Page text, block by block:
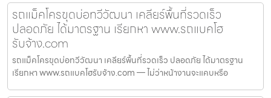
รถแม็คโครขุดบ่อทวีวัฒนา เคลียร์พื้นที่รวดเร็ว
ปลอดภัย ได้มาตรฐาน เรียกหา www.รถแบคโฮ
รับจ้าง.com
รถแม็คโครขุดบ่อทวีวัฒนา เคลียร์พื้นที่รวดเร็ว ปลอดภัย ได้มาตรฐาน
เรียกหา www.รถแบคโฮรับจ้าง.com — ไม่ว่าหน้างานจะแคบหรือ